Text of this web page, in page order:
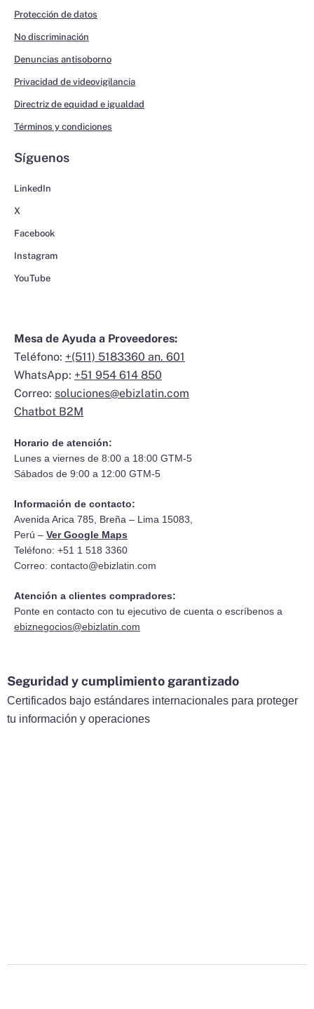
Protección de datos
No discriminación
Denuncias antisoborno
Privacidad de videovigilancia
Directriz de equidad e igualdad
Términos y condiciones
Síguenos
LinkedIn
X
Facebook
Instagram
YouTube
Mesa de Ayuda a Proveedores:
Teléfono: +(511) 5183360 an. 601
WhatsApp: +51 954 614 850
Correo: soluciones@ebizlatin.com
Chatbot B2M
Horario de atención:
Lunes a viernes de 8:00 a 18:00 GTM-5
Sábados de 9:00 a 12:00 GTM-5
Información de contacto:
Avenida Arica 785, Breña – Lima 15083,
Perú – Ver Google Maps
Teléfono: +51 1 518 3360
Correo: contacto@ebizlatin.com
Atención a clientes compradores:
Ponte en contacto con tu ejecutivo de cuenta o escríbenos a
ebiznegocios@ebizlatin.com
Seguridad y cumplimiento garantizado
Certificados bajo estándares internacionales para proteger
tu información y operaciones